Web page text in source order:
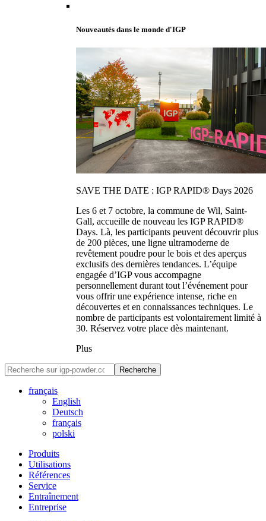
Nouveautés dans le monde d'IGP
SAVE THE DATE : IGP RAPID® Days 2026
Les 6 et 7 octobre, la commune de Wil, Saint-
Gall, accueille de nouveau les IGP RAPID®
Days. Là, les participants peuvent découvrir plus
de 200 pièces, une ligne ultramoderne de
revêtement poudre pour le bois et des aperçus
exclusifs des dernières tendances. L’équipe
engagée d’IGP vous accompagne
personnellement durant tout l’événement pour
vous offrir une expérience intense, riche en
découvertes et en connaissances techniques. Le
nombre de participants est volontairement limité à
30. Réservez votre place dès maintenant.
Plus
Recherche
français
English
Deutsch
français
polski
Produits
Utilisations
Références
Service
Entraînement
Entreprise